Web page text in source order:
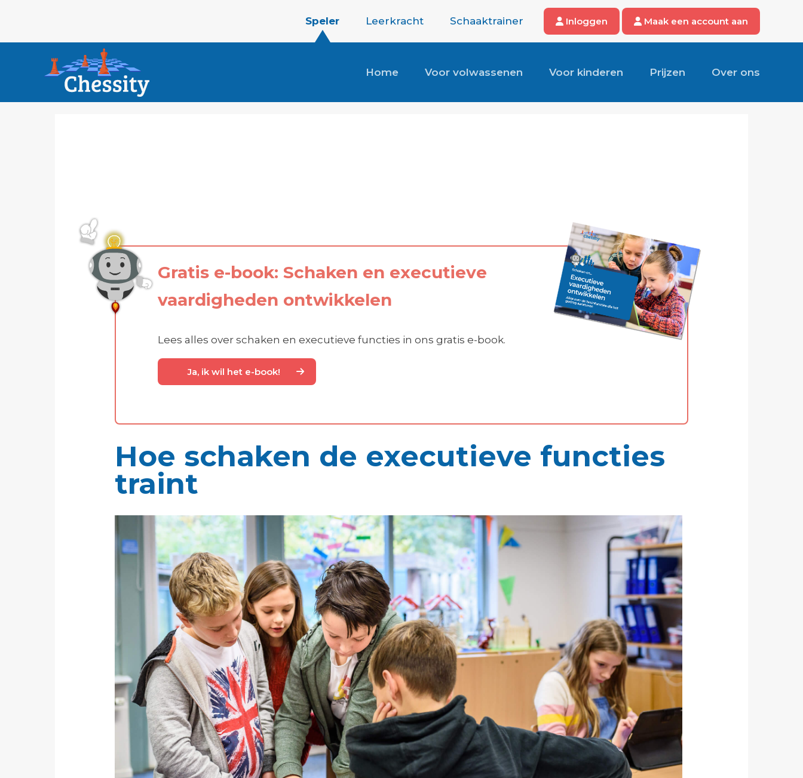
Speler Leerkracht Schaaktrainer Inloggen Maak een account aan
Home Voor volwassenen Voor kinderen Prijzen Over ons
Gratis e-book: Schaken en executieve
vaardigheden ontwikkelen
Lees alles over schaken en executieve functies in ons gratis e-book.
Ja, ik wil het e-book!
Hoe schaken de executieve functies
traint